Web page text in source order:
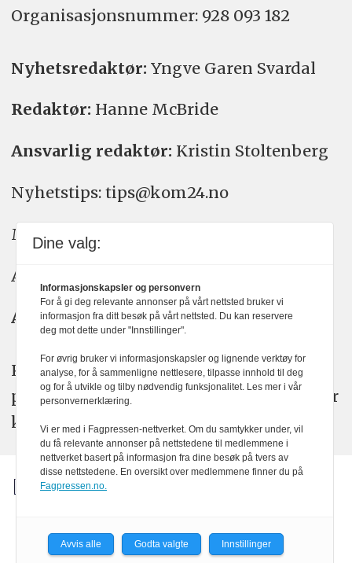
Organisasjons­nummer: 928 093 182
Nyhetsredaktør: Yngve Garen Svardal
Redaktør: Hanne McBride
Ansvarlig redaktør: Kristin Stoltenberg
Nyhetstips: tips@kom24.no
Meninger: meninger@kom24.no
Annonse: annonse@watchmedia.no
Abonnement:kom24@watchmedia.no
KOM24 arbeider etter Vær Varsom-
plakatens regler for god presseskikk. Her
kan du lese mer om PFUs arbeid.
Powered by Labrador CMS
Dine valg:
Informasjonskapsler og personvern
For å gi deg relevante annonser på vårt nettsted bruker vi
informasjon fra ditt besøk på vårt nettsted. Du kan reservere
deg mot dette under "Innstillinger".
For øvrig bruker vi informasjonskapsler og lignende verktøy for
analyse, for å sammenligne nettlesere, tilpasse innhold til deg
og for å utvikle og tilby nødvendig funksjonalitet. Les mer i vår
personvernerklæring.
Vi er med i Fagpressen-nettverket. Om du samtykker under, vil
du få relevante annonser på nettstedene til medlemmene i
nettverket basert på informasjon fra dine besøk på tvers av
disse nettstedene. En oversikt over medlemmene finner du på
Fagpressen.no.
Avvis alle Godta valgte Innstillinger